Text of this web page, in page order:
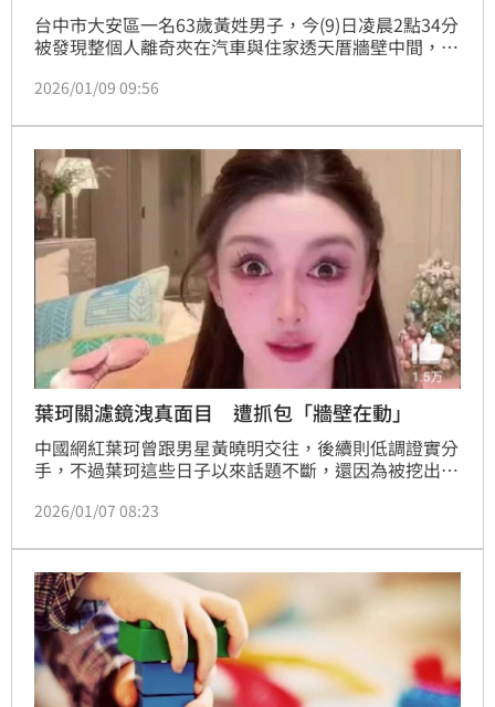
台中市大安區一名63歲黃姓男子，今(9)日凌晨2點34分
被發現整個人離奇夾在汽車與住家透天厝牆壁中間，失
到場，緊急將人救出送往大甲李綜合醫院搶救，仍回天
致車輛又滑動，男子下車察看時被困住無法脫身，加上
凌晨低溫12度、體感溫度僅7度，詳細死因有待進一步
釐清。
2026/01/09 09:56
葉珂關濾鏡洩真面目 遭抓包「牆壁在動」
中國網紅葉珂曾跟男星黃曉明交往，後續則低調證實分
手，不過葉珂這些日子以來話題不斷，還因為被挖出眾
悄復出直播。近日，葉珂聲稱關濾鏡讓大眾看真實樣
2026/01/07 08:23